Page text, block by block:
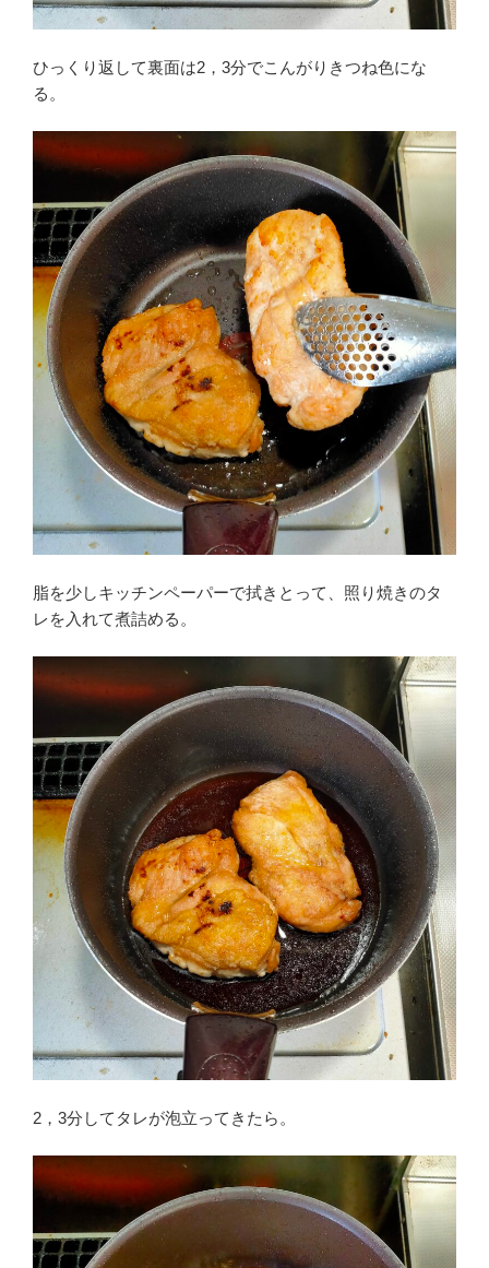
ひっくり返して裏面は2，3分でこんがりきつね色にな
る。
脂を少しキッチンペーパーで拭きとって、照り焼きのタ
レを入れて煮詰める。
2，3分してタレが泡立ってきたら。